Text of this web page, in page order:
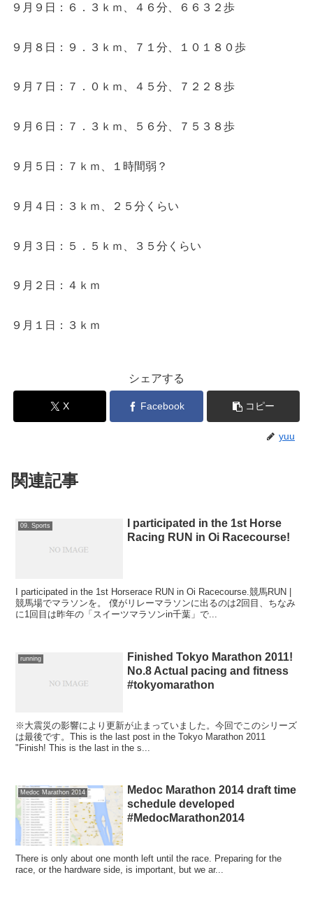
９月９日：６．３ｋｍ、４６分、６６３２歩
９月８日：９．３ｋｍ、７１分、１０１８０歩
９月７日：７．０ｋｍ、４５分、７２２８歩
９月６日：７．３ｋｍ、５６分、７５３８歩
９月５日：７ｋｍ、１時間弱？
９月４日：３ｋｍ、２５分くらい
９月３日：５．５ｋｍ、３５分くらい
９月２日：４ｋｍ
９月１日：３ｋｍ
シェアする
X Facebook コピー
yuu
関連記事
09. Sports
I participated in the 1st Horse
Racing RUN in Oi Racecourse!
I participated in the 1st Horserace RUN in Oi Racecourse.競馬RUN |
競馬場でマラソンを。 僕がリレーマラソンに出るのは2回目、ちなみ
に1回目は昨年の「スイーツマラソンin千葉」で...
running
Finished Tokyo Marathon 2011!
No.8 Actual pacing and fitness
#tokyomarathon
※大震災の影響により更新が止まっていました。今回でこのシリーズ
は最後です。This is the last post in the Tokyo Marathon 2011
"Finish! This is the last in the s...
Medoc Marathon 2014
Medoc Marathon 2014 draft time
schedule developed
#MedocMarathon2014
There is only about one month left until the race. Preparing for the
race, or the hardware side, is important, but we ar...